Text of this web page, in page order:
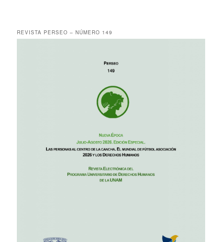
REVISTA PERSEO – NÚMERO 149